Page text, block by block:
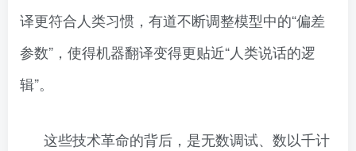
译更符合人类习惯，有道不断调整模型中的“偏差
参数”，使得机器翻译变得更贴近“人类说话的逻
辑”。
这些技术革命的背后，是无数调试、数以千计